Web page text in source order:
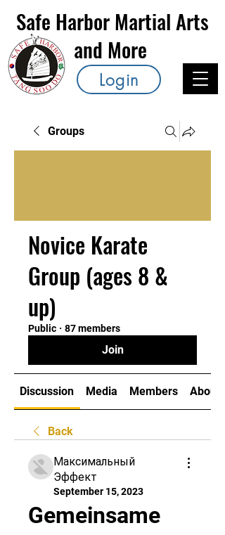
Safe Harbor Martial Arts
and More
Login
Groups
Novice Karate
Group (ages 8 &
up)
Public · 87 members
Join
Discussion Media Members About
Back
Максимальный
Эффект
September 15, 2023
Gemeinsame